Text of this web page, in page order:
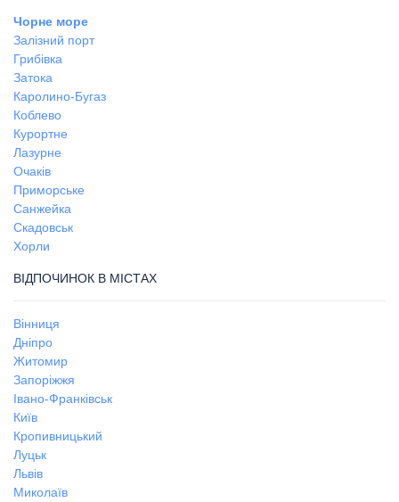
Чорне море
Залізний порт
Грибівка
Затока
Каролино-Бугаз
Коблево
Курортне
Лазурне
Очаків
Приморське
Санжейка
Скадовськ
Хорли
ВІДПОЧИНОК В МІСТАХ
Вінниця
Дніпро
Житомир
Запоріжжя
Івано-Франківськ
Київ
Кропивницький
Луцьк
Львів
Миколаїв